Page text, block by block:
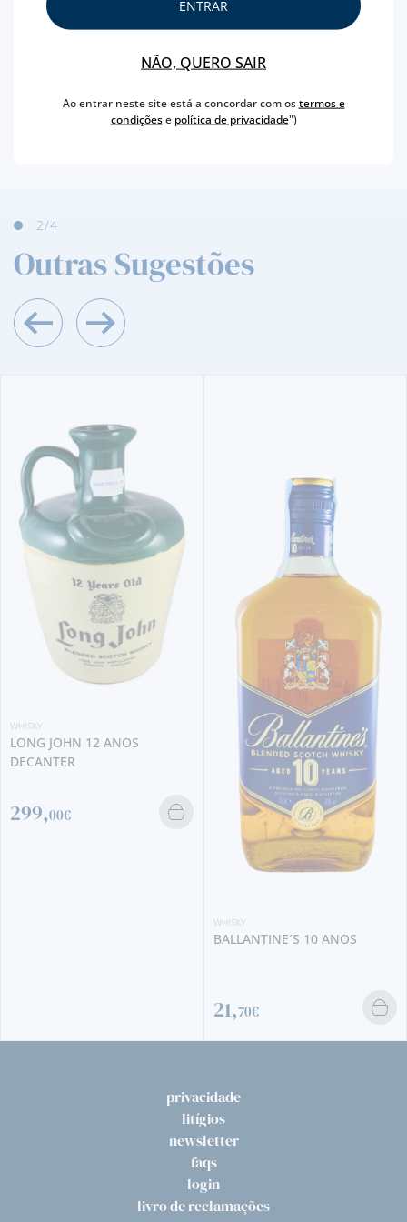
ESCÓCIA
SINGLE MALTE
TEOR ALCOÓLICO 40 %
2/4
Outras Sugestões
CUTTY SARK
16,
privacidade
litígios
newsletter
faqs
login
livro de reclamações
ENTRAR
NÃO, QUERO SAIR
Ao entrar neste site está a concordar com ostermos e
condiçõese política de privacidade")